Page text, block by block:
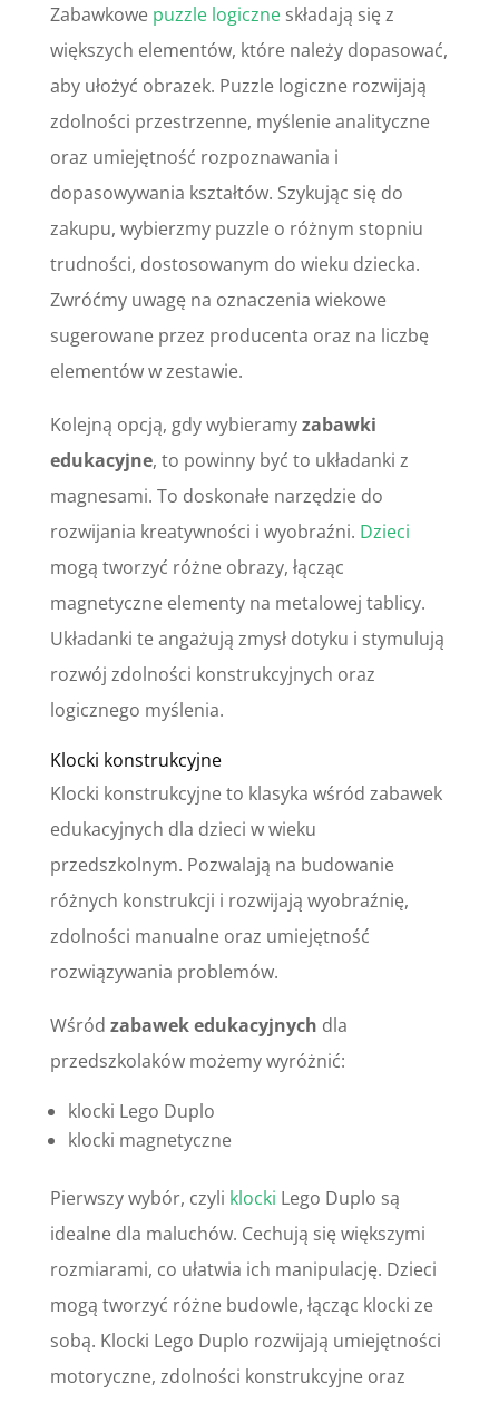
Zabawkowe puzzle logiczneskładają się z
większych elementów, które należy dopasować,
aby ułożyć obrazek. Puzzle logiczne rozwijają
zdolności przestrzenne, myślenie analityczne
oraz umiejętność rozpoznawania i
dopasowywania kształtów. Szykując się do
zakupu, wybierzmy puzzle o różnym stopniu
trudności, dostosowanym do wieku dziecka.
Zwróćmy uwagę na oznaczenia wiekowe
sugerowane przez producenta oraz na liczbę
elementów w zestawie.
Kolejną opcją, gdy wybieramyzabawki
edukacyjne, to powinny być to układanki z
magnesami. To doskonałe narzędzie do
rozwijania kreatywności i wyobraźni. Dzieci
mogą tworzyć różne obrazy, łącząc
magnetyczne elementy na metalowej tablicy.
Układanki te angażują zmysł dotyku i stymulują
rozwój zdolności konstrukcyjnych oraz
logicznego myślenia.
Klocki konstrukcyjne
Klocki konstrukcyjne to klasyka wśród zabawek
edukacyjnych dla dzieci w wieku
przedszkolnym. Pozwalają na budowanie
różnych konstrukcji i rozwijają wyobraźnię,
zdolności manualne oraz umiejętność
rozwiązywania problemów.
Wśród zabawek edukacyjnych dla
przedszkolaków możemy wyróżnić:
klocki Lego Duplo
klocki magnetyczne
Pierwszy wybór, czyli klocki Lego Duplo są
idealne dla maluchów. Cechują się większymi
rozmiarami, co ułatwia ich manipulację. Dzieci
mogą tworzyć różne budowle, łącząc klocki ze
sobą. Klocki Lego Duplo rozwijają umiejętności
motoryczne, zdolności konstrukcyjne oraz